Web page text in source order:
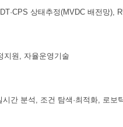
상태추정(MVDC 배전망),
지원, 자율운영기술
간 분석, 조건 탐색·최적화, 로보